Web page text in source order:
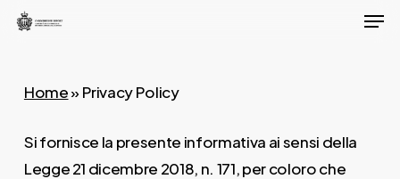
Skip
content
Home» Privacy Policy
Si fornisce la presente informativa ai sensi della
Legge 21 dicembre 2018, n. 171, per coloro che